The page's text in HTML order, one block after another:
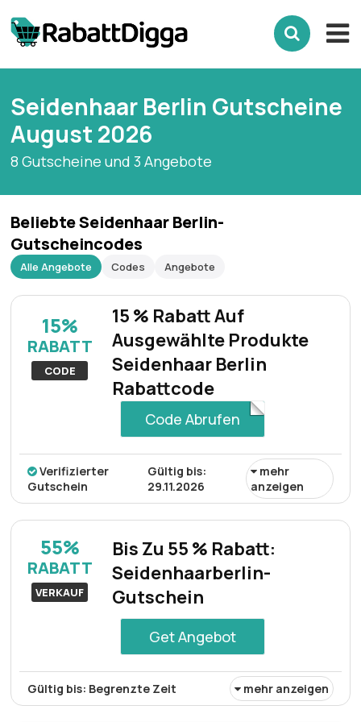
Seidenhaar Berlin Gutscheine
August 2026
8 Gutscheine und 3 Angebote
Beliebte Seidenhaar Berlin-
Gutscheincodes
Alle Angebote Codes Angebote
15%
RABATT
CODE
15 % Rabatt Auf
Ausgewählte Produkte
Seidenhaar Berlin
Rabattcode
Code Abrufen
Verifizierter
Gutschein
Gültig bis:
29.11.2026
mehr
anzeigen
hochwertige Artikel von Seidenhaar Berlin zu geringeren
Kosten zu erwerben, indem sie beim Bezahlvorgang
einen Rabattcode eingeben.
55%
RABATT
VERKAUF
Bis Zu 55 % Rabatt:
Seidenhaarberlin-
Gutschein
Get Angebot
Gültig bis: Begrenzte Zeit mehr anzeigen